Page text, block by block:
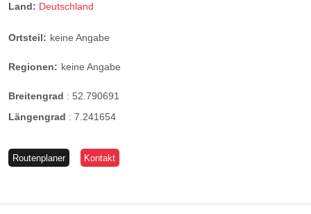
Land: Deutschland
Ortsteil: keine Angabe
Regionen: keine Angabe
Breitengrad : 52.790691
Längengrad : 7.241654
Routenplaner Kontakt